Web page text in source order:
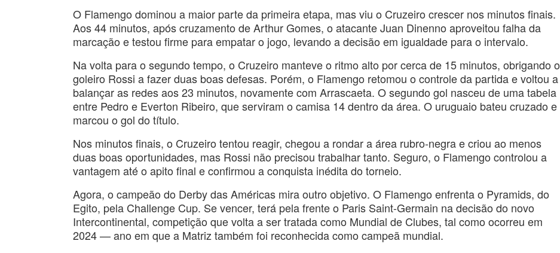
O Flamengo dominou a maior parte da primeira etapa, mas viu o Cruzeiro crescer nos minutos finais.
Aos 44 minutos, após cruzamento de Arthur Gomes, o atacante Juan Dinenno aproveitou falha da
marcação e testou firme para empatar o jogo, levando a decisão em igualdade para o intervalo.
Na volta para o segundo tempo, o Cruzeiro manteve o ritmo alto por cerca de 15 minutos, obrigando o
goleiro Rossi a fazer duas boas defesas. Porém, o Flamengo retomou o controle da partida e voltou a
balançar as redes aos 23 minutos, novamente com Arrascaeta. O segundo gol nasceu de uma tabela
entre Pedro e Everton Ribeiro, que serviram o camisa 14 dentro da área. O uruguaio bateu cruzado e
marcou o gol do título.
Nos minutos finais, o Cruzeiro tentou reagir, chegou a rondar a área rubro-negra e criou ao menos
duas boas oportunidades, mas Rossi não precisou trabalhar tanto. Seguro, o Flamengo controlou a
vantagem até o apito final e confirmou a conquista inédita do torneio.
Agora, o campeão do Derby das Américas mira outro objetivo. O Flamengo enfrenta o Pyramids, do
Egito, pela Challenge Cup. Se vencer, terá pela frente o Paris Saint-Germain na decisão do novo
Intercontinental, competição que volta a ser tratada como Mundial de Clubes, tal como ocorreu em
2024 — ano em que a Matriz também foi reconhecida como campeã mundial.